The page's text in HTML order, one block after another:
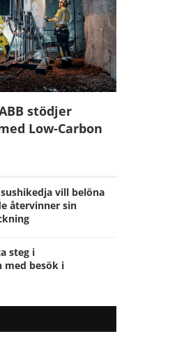
stödjer
Low-Carbon
vill belöna
återvinner sin
steg i
med besök i